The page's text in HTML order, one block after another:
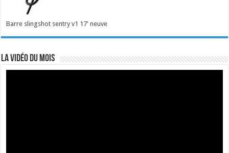
Barre slingshot sentry v1 17' neuve
La vidéo du mois